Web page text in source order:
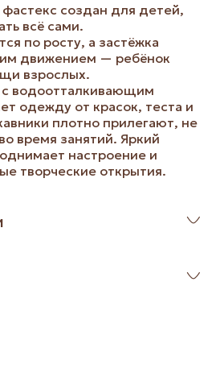
создан для детей,
всё сами.
по росту, а застёжка
движением — ребёнок
взрослых.
водоотталкивающим
одежду от красок, теста и
плотно прилегают, не
время занятий. Яркий
настроение и
творческие открытия.